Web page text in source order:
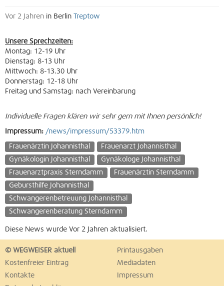
Vor 2 Jahren in Berlin Treptow
Unsere Sprechzeiten:
Montag: 12-19 Uhr
Dienstag: 8-13 Uhr
Mittwoch: 8-13.30 Uhr
Donnerstag: 12-18 Uhr
Freitag und Samstag: nach Vereinbarung
Individuelle Fragen klären wir sehr gern mit Ihnen persönlich!
Impressum: /news/impressum/53379.htm
Frauenärztin Johannisthal
Frauenarzt Johannisthal
Gynäkologin Johannisthal
Gynäkologe Johannisthal
Frauenarztpraxis Sterndamm
Frauenärztin Sterndamm
Gebursthilfe Johannisthal
Schwangerenbetreuung Johannisthal
Schwangerenberatung Sterndamm
Diese News wurde Vor 2 Jahren aktualisiert.
© WEGWEISER aktuell
Printausgaben
Kostenfreier Eintrag
Mediadaten
Kontakte
Impressum